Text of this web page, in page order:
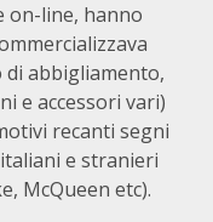
on-line, hanno
abbigliamento,
e accessori vari)
recanti segni
e stranieri
McQueen etc).